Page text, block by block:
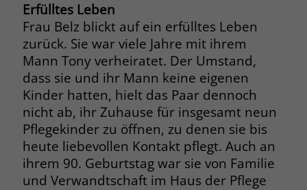
Erfülltes Leben
Frau Belz blickt auf ein erfülltes Leben
zurück. Sie war viele Jahre mit ihrem
Mann Tony verheiratet. Der Umstand,
dass sie und ihr Mann keine eigenen
Kinder hatten, hielt das Paar dennoch
nicht ab, ihr Zuhause für insgesamt neun
Pflegekinder zu öffnen, zu denen sie bis
heute liebevollen Kontakt pflegt. Auch an
ihrem 90. Geburtstag war sie von Familie
und Verwandtschaft im Haus der Pflege
Anbieter .fonts.net
Laufzeit 30 Minuten
Zweck
This cookie, set by Cloudflare, is used to
support Cloudflare Bot Management.
Name JSessionID
Anbieter jobs.stiftung-liebenau.de
Name _gcl_au
Anbieter Google Ads
Laufzeit 90 Tage
Zweck Enthält eine zufallsgenerierte User-ID.
Name _gcl_aw
Anbieter Google Ads